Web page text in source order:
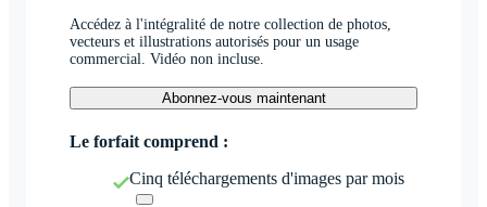
Accédez à l'intégralité de notre collection de photos,
vecteurs et illustrations autorisés pour un usage
commercial. Vidéo non incluse.
Abonnez-vous maintenant
Le forfait comprend :
Cinq téléchargements d'images par mois